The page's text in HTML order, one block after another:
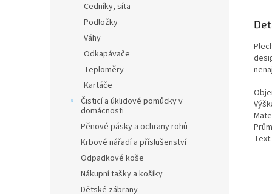
Cedníky, síta
Podložky
Váhy
Odkapávače
Teploměry
Kartáče
Čisticí a úklidové pomůcky v
domácnosti
Pěnové pásky a ochrany rohů
Krbové nářadí a příslušenství
Odpadkové koše
Nákupní tašky a košíky
Dětské zábrany